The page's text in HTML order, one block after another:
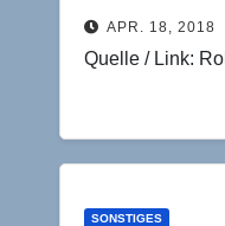
APR. 18, 2018
Quelle / Link:
SONSTIGES